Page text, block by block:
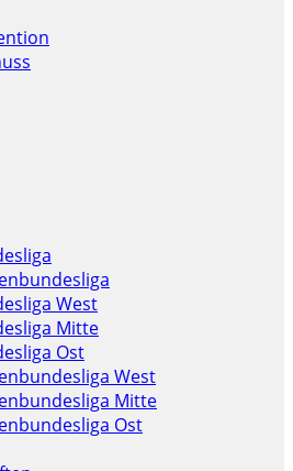
West
Mitte
Ost
West
Mitte
Ost